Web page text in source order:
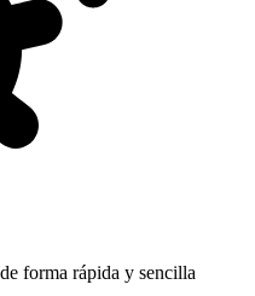
forma rápida y sencilla